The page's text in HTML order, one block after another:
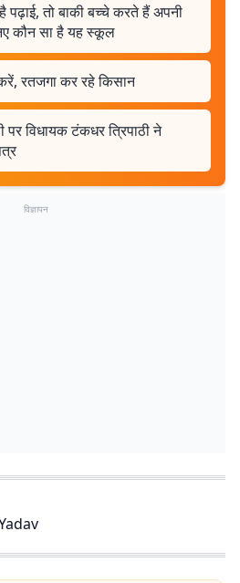
पढ़ाई, तो बाकी बच्चे करते हैं अपनी
कौन सा है यह स्कूल
रतजगा कर रहे किसान
पर विधायक टंकधर त्रिपाठी ने
विज्ञापन